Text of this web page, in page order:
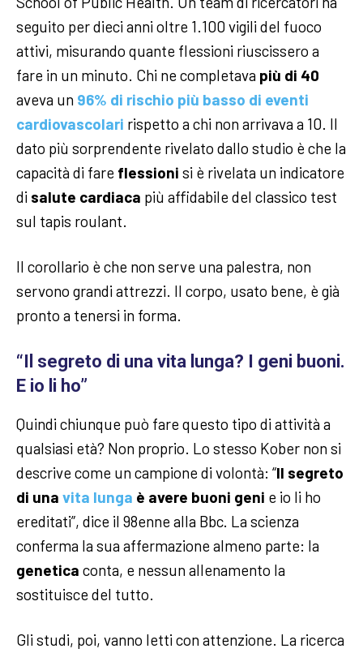
seguito per dieci anni oltre 1.100 vigili del fuoco
attivi, misurando quante flessioni riuscissero a
fare in un minuto. Chi ne completava più di 40
aveva un 96% di rischio più basso di eventi
cardiovascolari rispetto a chi non arrivava a 10. Il
dato più sorprendente rivelato dallo studio è che la
capacità di fare flessioni si è rivelata un indicatore
di salute cardiaca più affidabile del classico test
sul tapis roulant.
Il corollario è che non serve una palestra, non
servono grandi attrezzi. Il corpo, usato bene, è già
pronto a tenersi in forma.
“Il segreto di una vita lunga? I geni buoni.
E io li ho”
Quindi chiunque può fare questo tipo di attività a
qualsiasi età? Non proprio. Lo stesso Kober non si
descrive come un campione di volontà: “Il segreto
di una vita lunga è avere buoni geni e io li ho
ereditati”, dice il 98enne alla Bbc. La scienza
conferma la sua affermazione almeno parte: la
genetica conta, e nessun allenamento la
sostituisce del tutto.
Gli studi, poi, vanno letti con attenzione. La ricerca